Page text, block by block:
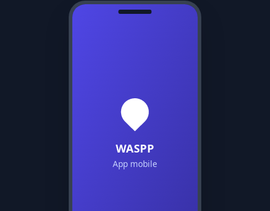
WASPP
App mobile